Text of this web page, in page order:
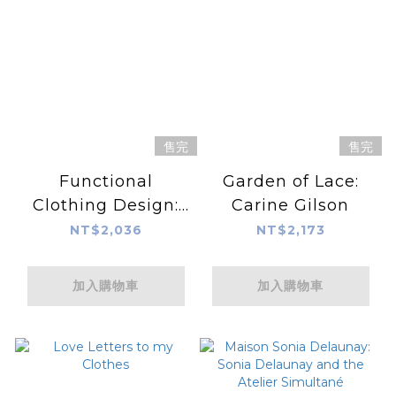
售完
Functional
Clothing Design:
From Sportswear
NT$2,036
加入購物車
售完
Garden of Lace:
Carine Gilson
NT$2,173
加入購物車